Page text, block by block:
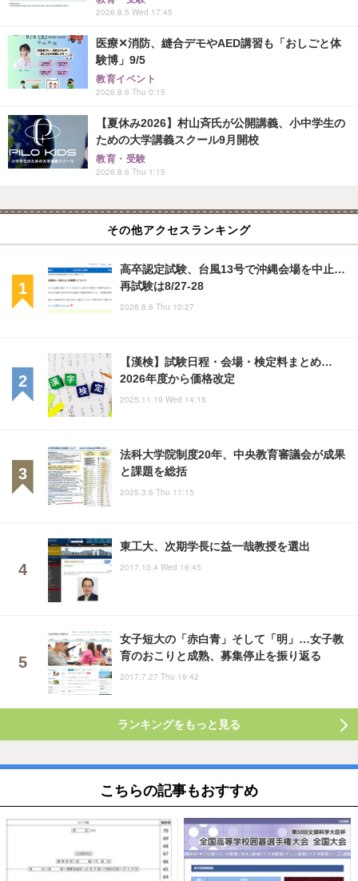
2026.8.5 Wed 17:45
医療✕消防、縫合デモやAED講習も「おしごと体
験博」9/5
教育イベント
2026.8.6 Thu 0:15
【夏休み2026】村山斉氏が公開講義、小中学生の
ための大学講義スクール9月開校
教育・受験
2026.8.6 Thu 1:15
その他アクセスランキング
高卒認定試験、台風13号で沖縄会場を中止…
再試験は8/27-28
2026.8.6 Thu 10:27
【漢検】試験日程・会場・検定料まとめ…
2026年度から価格改定
2025.11.19 Wed 14:15
法科大学院制度20年、中央教育審議会が成果
と課題を総括
2025.3.6 Thu 11:15
東工大、次期学長に益一哉教授を選出
2017.10.4 Wed 16:45
女子短大の「赤白青」そして「明」…女子教
育のおこりと成熟、募集停止を振り返る
2017.7.27 Thu 19:42
ランキングをもっと見る
こちらの記事もおすすめ